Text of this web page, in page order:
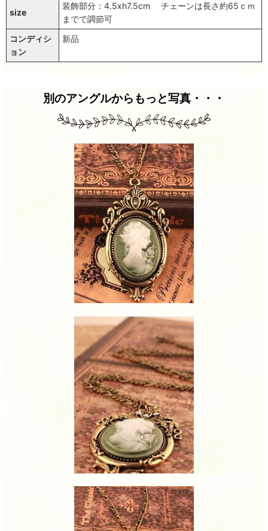
size
装飾部分：4.5xh7.5cm チェーンは長さ約65ｃｍ
までで調節可
コンディシ
ョン
新品
別のアングルからもっと写真・・・